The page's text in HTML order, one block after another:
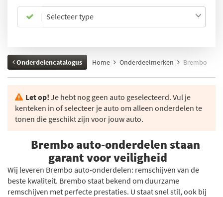
Selecteer type
Onderdelencatalogus Home Onderdeelmerken Brembo
Let op! Je hebt nog geen auto geselecteerd. Vul je
kenteken in of selecteer je auto om alleen onderdelen te
tonen die geschikt zijn voor jouw auto.
Brembo auto-onderdelen staan
garant voor veiligheid
Wij leveren Brembo auto-onderdelen: remschijven van de
beste kwaliteit. Brembo staat bekend om duurzame
remschijven met perfecte prestaties. U staat snel stil, ook bij